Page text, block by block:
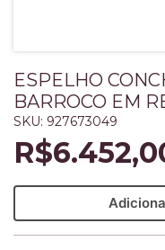
ESPELHO
BARROCO EM
SKU: 927673049